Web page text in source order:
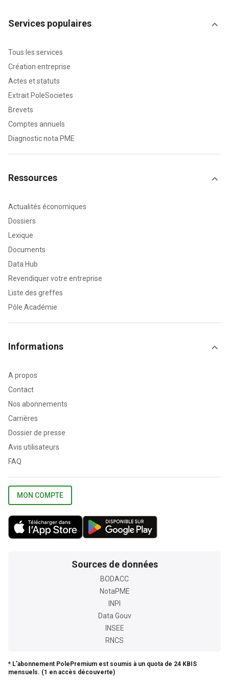
Services populaires
Tous les services
Création entreprise
Actes et statuts
Extrait PoleSocietes
Brevets
Comptes annuels
Diagnostic nota PME
Ressources
Actualités économiques
Dossiers
Lexique
Documents
Data Hub
Revendiquer votre entreprise
Liste des greffes
Pôle Académie
Informations
A propos
Contact
Nos abonnements
Carrières
Dossier de presse
Avis utilisateurs
FAQ
MON COMPTE
Sources de données
BODACC
NotaPME
INPI
Data Gouv
INSEE
RNCS
* L'abonnement PolePremium est soumis à un quota de 24 KBIS
mensuels. (1 en accès découverte)